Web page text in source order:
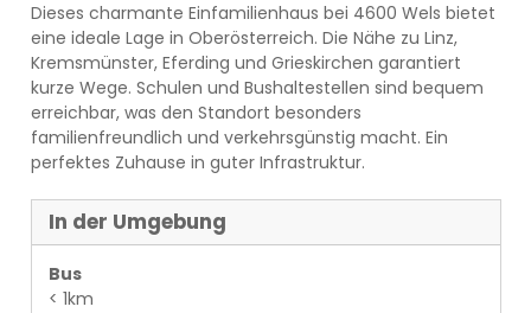
Dieses charmante Einfamilienhaus bei 4600 Wels bietet
eine ideale Lage in Oberösterreich. Die Nähe zu Linz,
Kremsmünster, Eferding und Grieskirchen garantiert
kurze Wege. Schulen und Bushaltestellen sind bequem
erreichbar, was den Standort besonders
familienfreundlich und verkehrsgünstig macht. Ein
perfektes Zuhause in guter Infrastruktur.
In der Umgebung
Bus
< 1km